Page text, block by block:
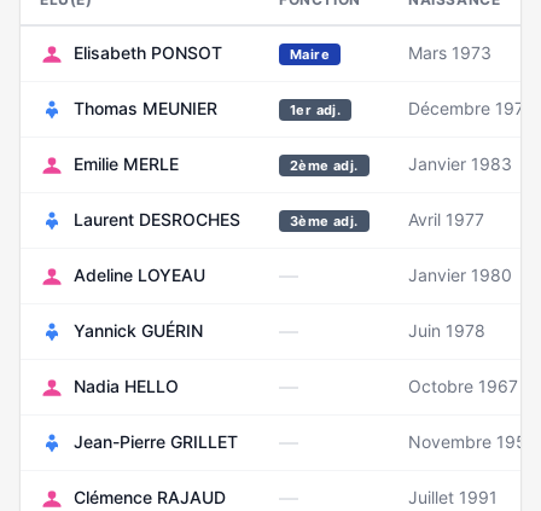
Elisabeth PONSOT Maire Mars 1973
Thomas MEUNIER 1er adj. Décembre 1975
Emilie MERLE 2ème adj. Janvier 1983
Laurent DESROCHES 3ème adj. Avril 1977
Adeline LOYEAU — Janvier 1980
Yannick GUÉRIN — Juin 1978
Nadia HELLO — Octobre 1967
Jean-Pierre GRILLET — Novembre 1957
Clémence RAJAUD — Juillet 1991